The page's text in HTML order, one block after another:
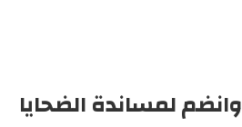
وانضم لمساندة الضحايا